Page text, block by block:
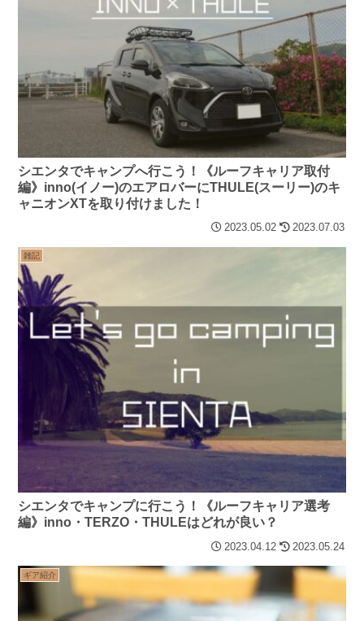
シエンタでキャンプへ行こう！《ルーフキャリア取付
編》inno(イノー)のエアロバーにTHULE(スーリー)のキ
ャニオンXTを取り付けました！
2023.05.02 2023.07.03
雑記
シエンタでキャンプに行こう！《ルーフキャリア選考
編》inno・TERZO・THULEはどれが良い？
2023.04.12 2023.05.24
ギア紹介